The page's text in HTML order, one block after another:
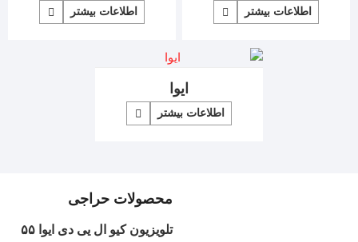
اطلاعات بیشتر اطلاعات بیشتر
ایوا
اطلاعات بیشتر
محصولات حراجی
تلویزیون کیو ال یی دی ایوا ۵۵